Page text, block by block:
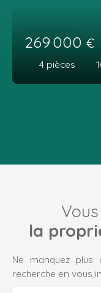
269 000 €
4 pièces
la
Ne manquez
recherche en vous